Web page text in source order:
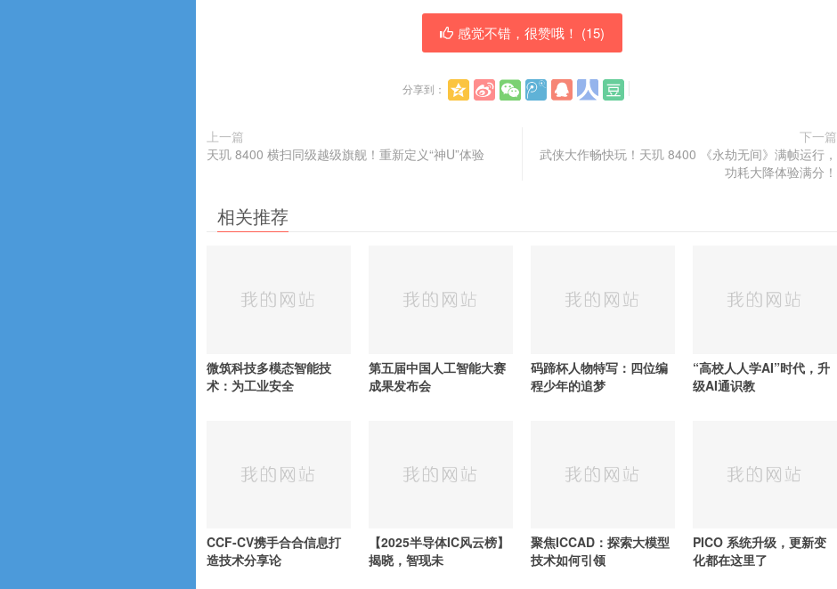
感觉不错，很赞哦！ (15)
分享到：
上一篇
天玑 8400 横扫同级越级旗舰！重新定义“神U”体验
下一篇
武侠大作畅快玩！天玑 8400 《永劫无间》满帧运行，
功耗大降体验满分！
相关推荐
微筑科技多模态智能技
术：为工业安全
第五届中国人工智能大赛
成果发布会
码蹄杯人物特写：四位编
程少年的追梦
“高校人人学AI”时代，升
级AI通识教
CCF-CV携手合合信息打
造技术分享论
【2025半导体IC风云榜】
揭晓，智现未
聚焦ICCAD：探索大模型
技术如何引领
PICO 系统升级，更新变
化都在这里了